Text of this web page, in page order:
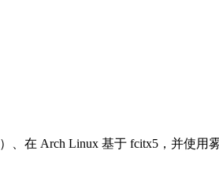
）、在 Arch Linux 基于 fcitx5，并使用